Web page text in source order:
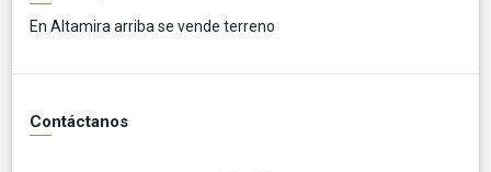
En Altamira arriba se vende terreno
Contáctanos